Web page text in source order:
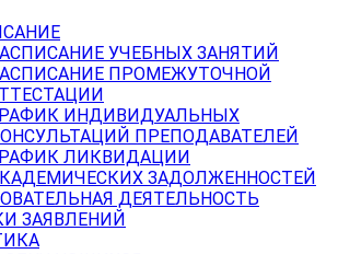
УЧЕБНЫХ ЗАНЯТИЙ
ПРОМЕЖУТОЧНОЙ
ИНДИВИДУАЛЬНЫХ
ПРЕПОДАВАТЕЛЕЙ
ЛИКВИДАЦИИ
ЗАДОЛЖЕННОСТЕЙ
ДЕЯТЕЛЬНОСТЬ
ЗАЯВЛЕНИЙ